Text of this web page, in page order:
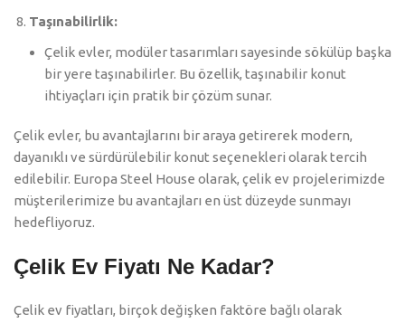
Taşınabilirlik:
Çelik evler, modüler tasarımları sayesinde sökülüp başka
bir yere taşınabilirler. Bu özellik, taşınabilir konut
ihtiyaçları için pratik bir çözüm sunar.
Çelik evler, bu avantajlarını bir araya getirerek modern,
dayanıklı ve sürdürülebilir konut seçenekleri olarak tercih
edilebilir. Europa Steel House olarak, çelik ev projelerimizde
müşterilerimize bu avantajları en üst düzeyde sunmayı
hedefliyoruz.
Çelik Ev Fiyatı Ne Kadar?
Çelik ev fiyatları, birçok değişken faktöre bağlı olarak